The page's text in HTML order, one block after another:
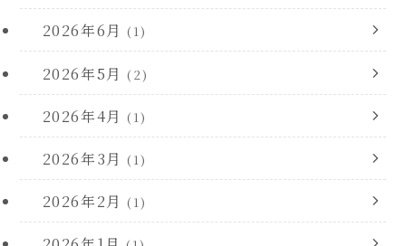
2026年6月 (1)
2026年5月 (2)
2026年4月 (1)
2026年3月 (1)
2026年2月 (1)